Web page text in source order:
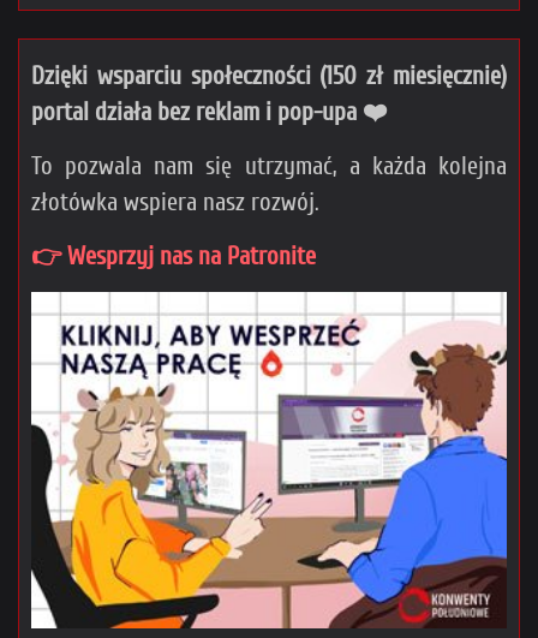
Dzięki wsparciu społeczności (150 zł miesięcznie)
portal działa bez reklam i pop-upa ❤️
To pozwala nam się utrzymać, a każda kolejna
złotówka wspiera nasz rozwój.
👉 Wesprzyj nas na Patronite